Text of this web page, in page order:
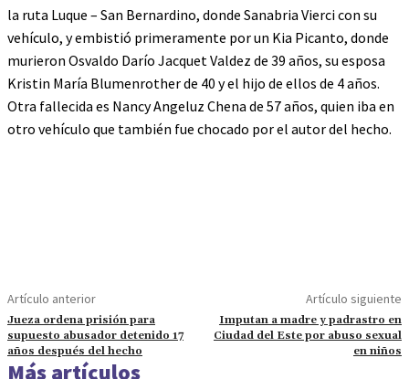
la ruta Luque – San Bernardino, donde Sanabria Vierci con su
vehículo, y embistió primeramente por un Kia Picanto, donde
murieron Osvaldo Darío Jacquet Valdez de 39 años, su esposa
Kristin María Blumenrother de 40 y el hijo de ellos de 4 años.
Otra fallecida es Nancy Angeluz Chena de 57 años, quien iba en
otro vehículo que también fue chocado por el autor del hecho.
Artículo anterior
Jueza ordena prisión para
supuesto abusador detenido 17
años después del hecho
Artículo siguiente
Imputan a madre y padrastro en
Ciudad del Este por abuso sexual
en niños
Más artículos